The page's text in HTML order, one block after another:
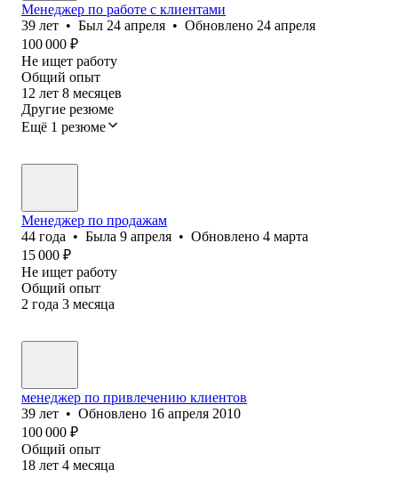
Менеджер по работе с клиентами
39 лет • Был 24 апреля • Обновлено 24 апреля
100 000 ₽
Не ищет работу
Общий опыт
12 лет 8 месяцев
Другие резюме
Ещё 1 резюме
Менеджер по продажам
44 года • Была 9 апреля • Обновлено 4 марта
15 000 ₽
Не ищет работу
Общий опыт
2 года 3 месяца
менеджер по привлечению клиентов
39 лет • Обновлено 16 апреля 2010
100 000 ₽
Общий опыт
18 лет 4 месяца